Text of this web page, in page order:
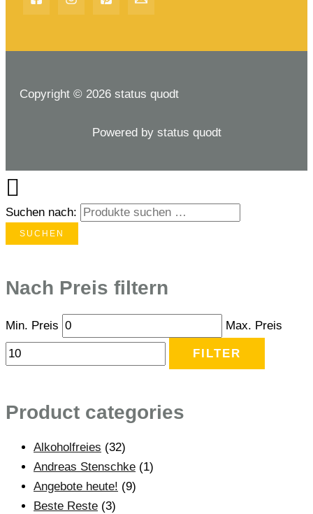
Copyright © 2026 status quodt
Powered by status quodt
Suchen nach:
SUCHEN
Nach Preis filtern
Min. Preis Max. Preis
FILTER
Product categories
Alkoholfreies (32)
Andreas Stenschke (1)
Angebote heute! (9)
Beste Reste (3)